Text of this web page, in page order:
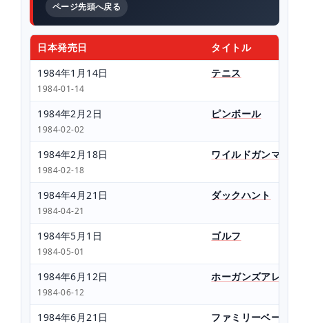
ページ先頭へ戻る
日本発売日
タイトル
1984年1月14日
1984-01-14
テニス
1984年2月2日
1984-02-02
ピンボール
1984年2月18日
1984-02-18
ワイルドガンマン
1984年4月21日
1984-04-21
ダックハント
1984年5月1日
1984-05-01
ゴルフ
1984年6月12日
1984-06-12
ホーガンズアレイ
1984年6月21日 ファミリーベーシッ